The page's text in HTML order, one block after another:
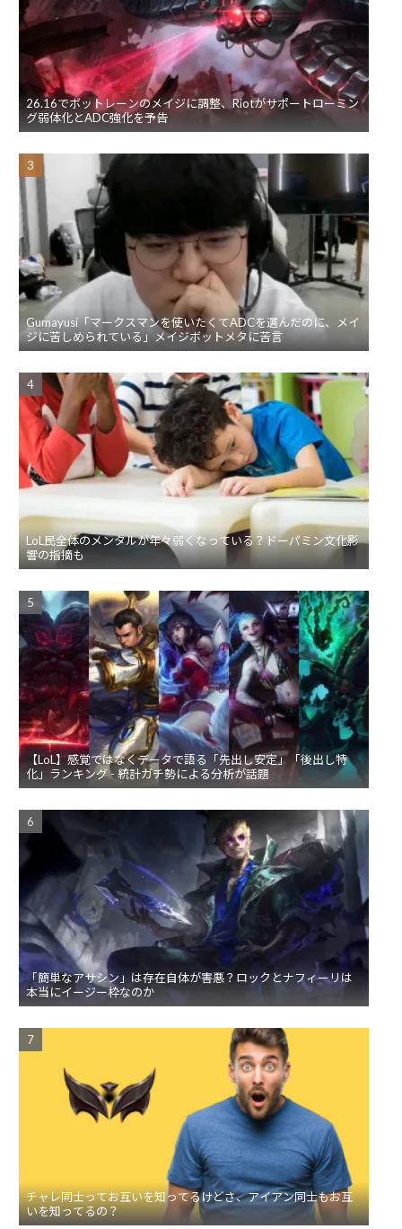
26.16でボットレーンのメイジに調整、Riotがサポートローミン
グ弱体化とADC強化を予告
Gumayusi「マークスマンを使いたくてADCを選んだのに、メイ
ジに苦しめられている」メイジボットメタに苦言
LoL民全体のメンタルが年々弱くなっている？ドーパミン文化影
響の指摘も
【LoL】感覚ではなくデータで語る「先出し安定」「後出し特
化」ランキング - 統計ガチ勢による分析が話題
「簡単なアサシン」は存在自体が害悪？ロックとナフィーリは
本当にイージー枠なのか
チャレ同士ってお互いを知ってるけどさ、アイアン同士もお互
いを知ってるの？